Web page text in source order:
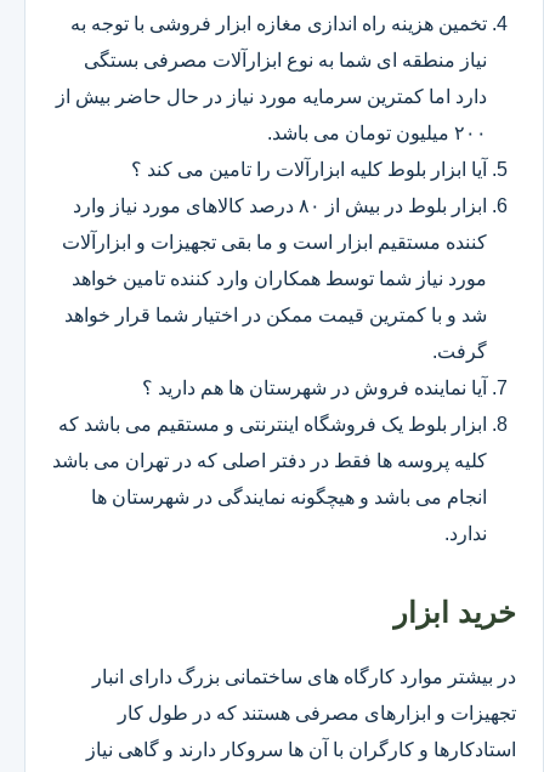
تخمین هزینه راه اندازی مغازه ابزار فروشی با توجه به
نیاز منطقه ای شما به نوع ابزارآلات مصرفی بستگی
دارد اما کمترین سرمایه مورد نیاز در حال حاضر بیش از
۲۰۰ میلیون تومان می باشد.
آیا ابزار بلوط کلیه ابزارآلات را تامین می کند ؟
ابزار بلوط در بیش از ۸۰ درصد کالاهای مورد نیاز وارد
کننده مستقیم ابزار است و ما بقی تجهیزات و ابزارآلات
مورد نیاز شما توسط همکاران وارد کننده تامین خواهد
شد و با کمترین قیمت ممکن در اختیار شما قرار خواهد
گرفت.
آیا نماینده فروش در شهرستان ها هم دارید ؟
ابزار بلوط یک فروشگاه اینترنتی و مستقیم می باشد که
کلیه پروسه ها فقط در دفتر اصلی که در تهران می باشد
انجام می باشد و هیچگونه نمایندگی در شهرستان ها
ندارد.
خرید ابزار
در بیشتر موارد کارگاه های ساختمانی بزرگ دارای انبار
تجهیزات و ابزارهای مصرفی هستند که در طول کار
استادکارها و کارگران با آن ها سروکار دارند و گاهی نیاز